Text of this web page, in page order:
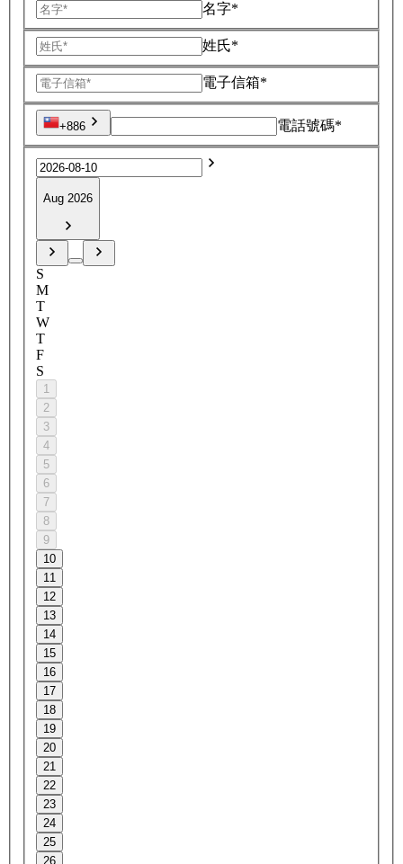
名字*
姓氏*
電子信箱*
+886 電話號碼*
Aug 2026
S
M
T
W
T
F
S
1
2
3
4
5
6
7
8
9
10
11
12
13
14
15
16
17
18
19
20
21
22
23
24
25
26